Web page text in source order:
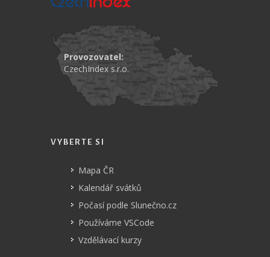
Provozovatel:
CzechIndex s.r.o.
VYBERTE SI
Mapa ČR
Kalendář svátků
Počasí podle Slunečno.cz
Používáme VSCode
Vzdělávací kurzy